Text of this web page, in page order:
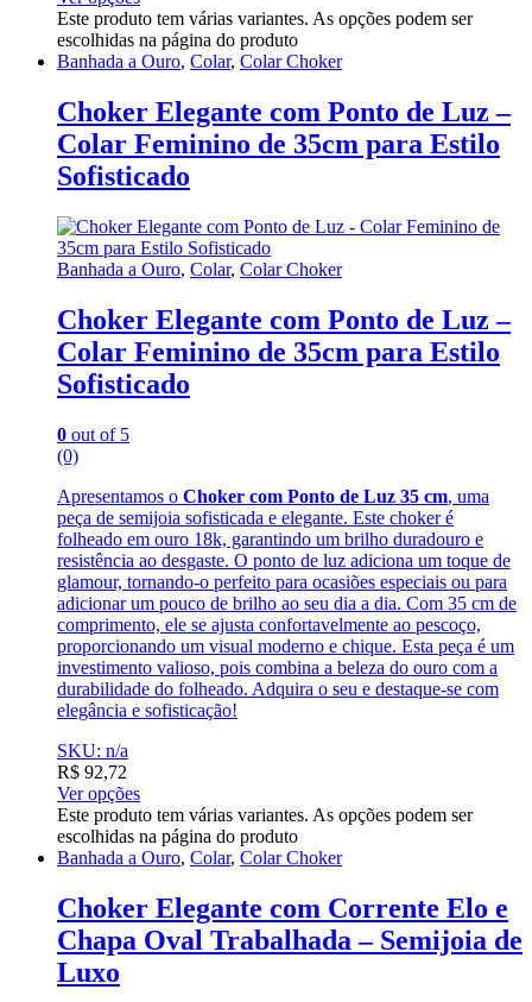
Este produto tem várias variantes. As opções podem ser
escolhidas na página do produto
Banhada a Ouro, Colar, Colar Choker
Choker Elegante com Ponto de Luz –
Colar Feminino de 35cm para Estilo
Sofisticado
Banhada a Ouro, Colar, Colar Choker
Choker Elegante com Ponto de Luz –
Colar Feminino de 35cm para Estilo
Sofisticado
0 out of 5
(0)
Apresentamos o Choker com Ponto de Luz 35 cm, uma
peça de semijoia sofisticada e elegante. Este choker é
folheado em ouro 18k, garantindo um brilho duradouro e
resistência ao desgaste. O ponto de luz adiciona um toque de
glamour, tornando-o perfeito para ocasiões especiais ou para
adicionar um pouco de brilho ao seu dia a dia. Com 35 cm de
comprimento, ele se ajusta confortavelmente ao pescoço,
proporcionando um visual moderno e chique. Esta peça é um
investimento valioso, pois combina a beleza do ouro com a
durabilidade do folheado. Adquira o seu e destaque-se com
elegância e sofisticação!
SKU: n/a
R$ 92,72
Ver opções
Este produto tem várias variantes. As opções podem ser
escolhidas na página do produto
Banhada a Ouro, Colar, Colar Choker
Choker Elegante com Corrente Elo e
Chapa Oval Trabalhada – Semijoia de
Luxo